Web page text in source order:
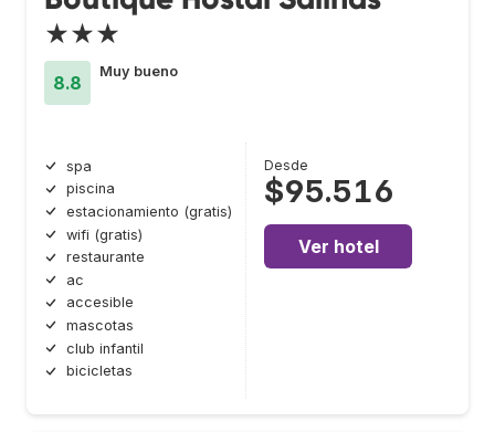
★★★
8.8
Muy bueno
spa
piscina
estacionamiento (gratis)
wifi (gratis)
restaurante
ac
accesible
mascotas
club infantil
bicicletas
Desde
$95.516
Ver hotel